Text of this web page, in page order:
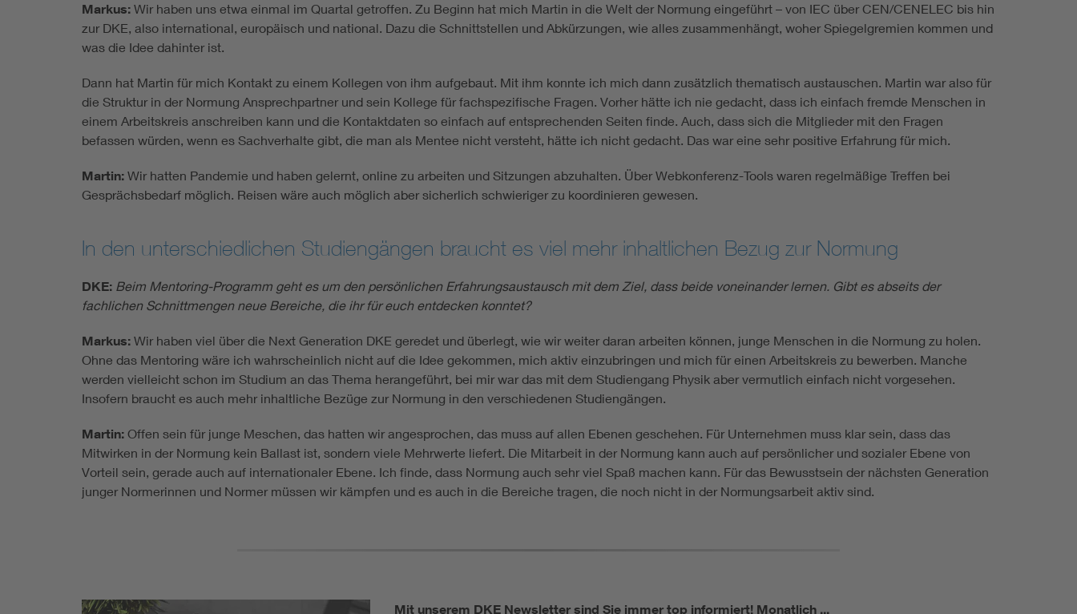
Markus: Wir haben uns etwa einmal im Quartal getroffen. Zu Beginn hat mich Martin in die Welt der Normung eingeführt – von IEC über CEN/CENELEC bis hin
zur DKE, also international, europäisch und national. Dazu die Schnittstellen und Abkürzungen, wie alles zusammenhängt, woher Spiegelgremien kommen und
was die Idee dahinter ist.
Dann hat Martin für mich Kontakt zu einem Kollegen von ihm aufgebaut. Mit ihm konnte ich mich dann zusätzlich thematisch austauschen. Martin war also für
die Struktur in der Normung Ansprechpartner und sein Kollege für fachspezifische Fragen. Vorher hätte ich nie gedacht, dass ich einfach fremde Menschen in
einem Arbeitskreis anschreiben kann und die Kontaktdaten so einfach auf entsprechenden Seiten finde. Auch, dass sich die Mitglieder mit den Fragen
befassen würden, wenn es Sachverhalte gibt, die man als Mentee nicht versteht, hätte ich nicht gedacht. Das war eine sehr positive Erfahrung für mich.
Martin: Wir hatten Pandemie und haben gelernt, online zu arbeiten und Sitzungen abzuhalten. Über Webkonferenz-Tools waren regelmäßige Treffen bei
Gesprächsbedarf möglich. Reisen wäre auch möglich aber sicherlich schwieriger zu koordinieren gewesen.
In den unterschiedlichen Studiengängen braucht es viel mehr inhaltlichen Bezug zur Normung
DKE: Beim Mentoring-Programm geht es um den persönlichen Erfahrungsaustausch mit dem Ziel, dass beide voneinander lernen. Gibt es abseits der
fachlichen Schnittmengen neue Bereiche, die ihr für euch entdecken konntet?
Markus: Wir haben viel über die Next Generation DKE geredet und überlegt, wie wir weiter daran arbeiten können, junge Menschen in die Normung zu holen.
Ohne das Mentoring wäre ich wahrscheinlich nicht auf die Idee gekommen, mich aktiv einzubringen und mich für einen Arbeitskreis zu bewerben. Manche
werden vielleicht schon im Studium an das Thema herangeführt, bei mir war das mit dem Studiengang Physik aber vermutlich einfach nicht vorgesehen.
Insofern braucht es auch mehr inhaltliche Bezüge zur Normung in den verschiedenen Studiengängen.
Martin: Offen sein für junge Meschen, das hatten wir angesprochen, das muss auf allen Ebenen geschehen. Für Unternehmen muss klar sein, dass das
Mitwirken in der Normung kein Ballast ist, sondern viele Mehrwerte liefert. Die Mitarbeit in der Normung kann auch auf persönlicher und sozialer Ebene von
Vorteil sein, gerade auch auf internationaler Ebene. Ich finde, dass Normung auch sehr viel Spaß machen kann. Für das Bewusstsein der nächsten Generation
junger Normerinnen und Normer müssen wir kämpfen und es auch in die Bereiche tragen, die noch nicht in der Normungsarbeit aktiv sind.
Mit unserem DKE Newsletter sind Sie immer top informiert! Monatlich ...